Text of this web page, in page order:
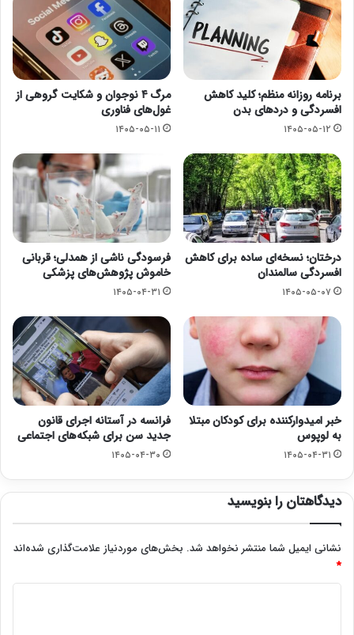
برنامه روزانه منظم؛ کلید کاهش
افسردگی و دردهای بدن
۱۴۰۵-۰۵-۱۲
مرگ ۴ نوجوان و شکایت گروهی از
غول‌های فناوری
۱۴۰۵-۰۵-۱۱
درختان؛ نسخه‌ای ساده برای کاهش
افسردگی سالمندان
۱۴۰۵-۰۵-۰۷
فرسودگی ناشی از همدلی؛ قربانی
خاموش پژوهش‌های پزشکی
۱۴۰۵-۰۴-۳۱
خبر امیدوارکننده برای کودکان مبتلا
به لوپوس
۱۴۰۵-۰۴-۳۱
فرانسه در آستانه اجرای قانون
جدید سن برای شبکه‌های اجتماعی
۱۴۰۵-۰۴-۳۰
دیدگاهتان را بنویسید
نشانی ایمیل شما منتشر نخواهد شد. بخش‌های موردنیاز علامت‌گذاری شده‌اند
*